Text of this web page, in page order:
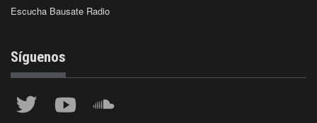
Escucha Bausate Radio
Síguenos